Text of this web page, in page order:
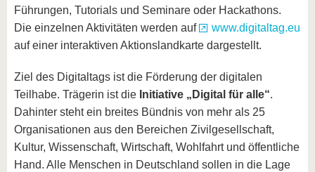
Führungen, Tutorials und Seminare oder Hackathons.
Die einzelnen Aktivitäten werden auf
www.digitaltag.eu
auf einer interaktiven Aktionslandkarte dargestellt.
Ziel des Digitaltags ist die Förderung der digitalen
Teilhabe. Trägerin ist die Initiative „Digital für alle“.
Dahinter steht ein breites Bündnis von mehr als 25
Organisationen aus den Bereichen Zivilgesellschaft,
Kultur, Wissenschaft, Wirtschaft, Wohlfahrt und öffentliche
Hand. Alle Menschen in Deutschland sollen in die Lage